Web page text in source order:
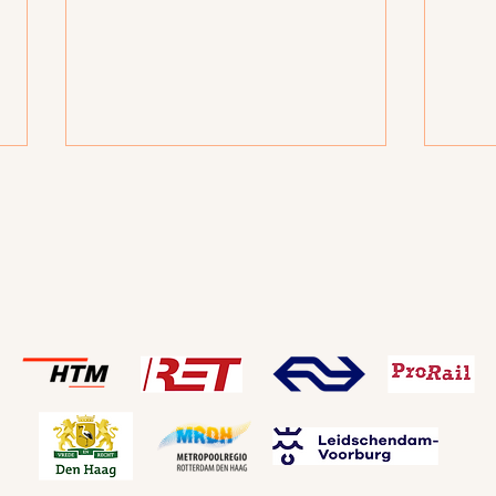
Belangrijke stap voor
toekomst stationsgebied
Laan van NOI